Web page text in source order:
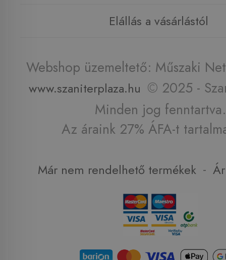
Elállás a vásárlástól
Webshop üzemeltető: Műszaki
www.szaniterplaza.hu © 2025 -
Minden jog fenntartva.
Az áraink 27% ÁFA-t
Már nem rendelhető termékek -